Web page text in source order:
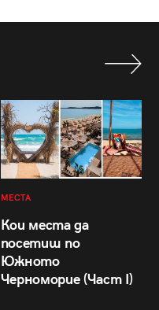
МЕСТА
Кои места да
посетиш по
Южното
Черноморие (Част I)